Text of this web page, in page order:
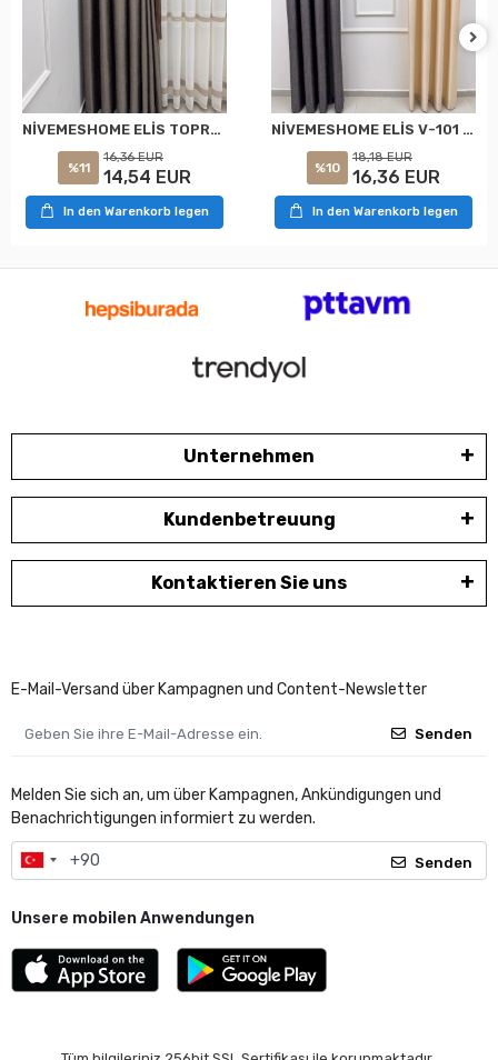
NİVEMESHOME ELİS TOPRAK FON PERDE 1/3 SIK PİLELİ PERDE APM
%11
16,36 EUR
14,54 EUR
In den Warenkorb legen
NİVEMESHOME ELİS V-101 FON PERDE 1/3 SIK PİLELİ PERDE APM
%10
18,18 EUR
16,36 EUR
In den Warenkorb legen
Unternehmen
Kundenbetreuung
Kontaktieren Sie uns
E-Mail-Versand über Kampagnen und Content-Newsletter
Senden
Melden Sie sich an, um über Kampagnen, Ankündigungen und
Benachrichtigungen informiert zu werden.
Senden
Unsere mobilen Anwendungen